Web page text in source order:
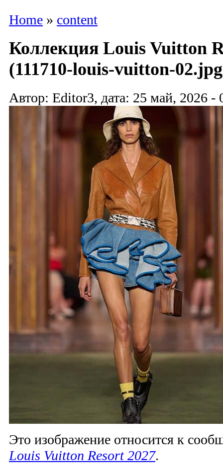
Home » content
Коллекция Louis Vuitton
(111710-louis-vuitton-
Автор: Editor3, дата: 25 май, 2026 -
Это изображение относится к
Louis Vuitton Resort 2027.